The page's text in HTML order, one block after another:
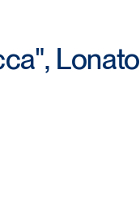
Lonato